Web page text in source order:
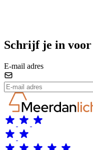
Schrijf je in
E-mail adres